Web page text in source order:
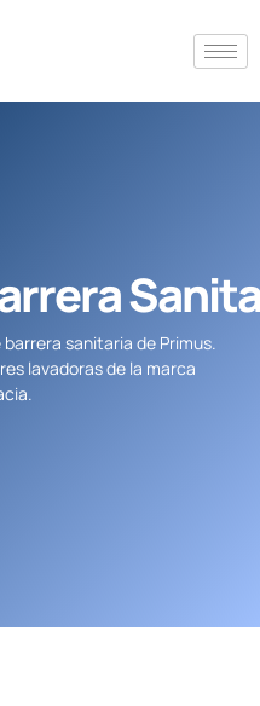
sanitaria de Primus.
lavadoras de la marca